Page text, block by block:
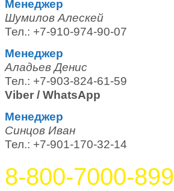
Менеджер
Шумилов Алескей
Тел.: +7-910-974-90-07
Менеджер
Аладьев Денис
Тел.: +7-903-824-61-59
Viber / WhatsApp
Менеджер
Синцов Иван
Тел.: +7-901-170-32-14
8-800-7000-899